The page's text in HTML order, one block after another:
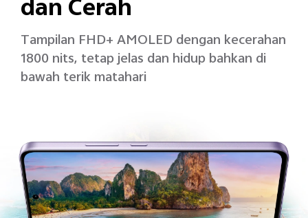
dan Cerah
Tampilan FHD+ AMOLED dengan kecerahan
1800 nits, tetap jelas dan hidup bahkan di
bawah terik matahari